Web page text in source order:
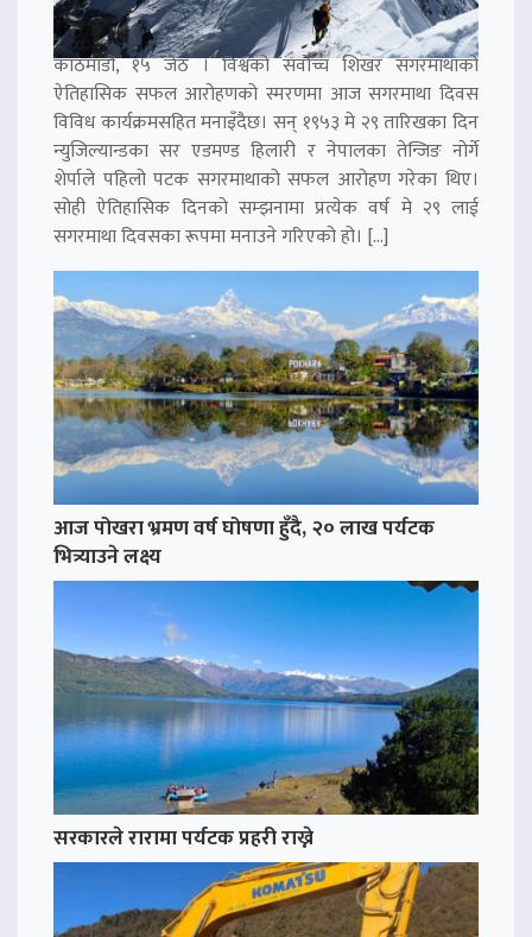
काठमाडौं, १५ जेठ । विश्वको सर्वोच्च शिखर सगरमाथाको
ऐतिहासिक सफल आरोहणको स्मरणमा आज सगरमाथा दिवस
विविध कार्यक्रमसहित मनाइँदैछ। सन् १९५३ मे २९ तारिखका दिन
न्युजिल्यान्डका सर एडमण्ड हिलारी र नेपालका तेन्जिङ नोर्गे
शेर्पाले पहिलो पटक सगरमाथाको सफल आरोहण गरेका थिए।
सोही ऐतिहासिक दिनको सम्झनामा प्रत्येक वर्ष मे २९ लाई
सगरमाथा दिवसका रूपमा मनाउने गरिएको हो। […]
आज पोखरा भ्रमण वर्ष घोषणा हुँदै, २० लाख पर्यटक
भित्र्याउने लक्ष्य
सरकारले रारामा पर्यटक प्रहरी राख्ने